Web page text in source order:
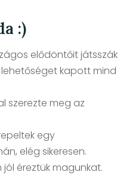
:)
elődöntőit játsszák
lehetőséget kapott mind
szerezte meg az
egy
elég sikeresen.
éreztük magunkat.